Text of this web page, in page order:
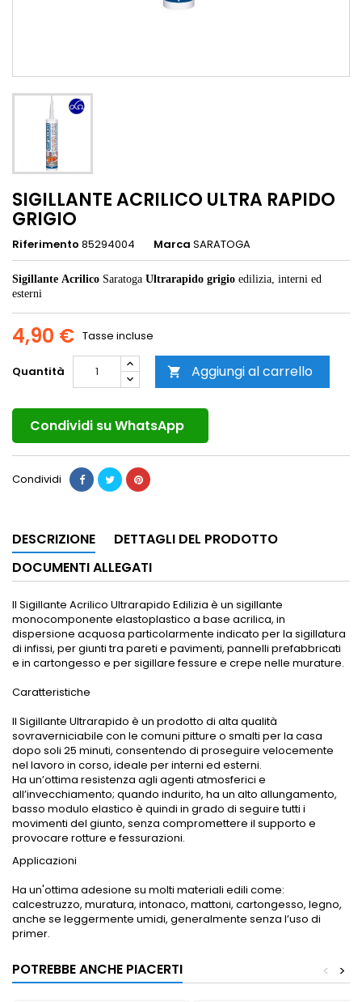
SIGILLANTE ACRILICO ULTRA RAPIDO
GRIGIO
Riferimento 85294004 Marca SARATOGA
Sigillante Acrilico Saratoga Ultrarapido grigio edilizia, interni ed
esterni
4,90 € Tasse incluse
Quantità  Aggiungi al carrello
Condividi su WhatsApp
Condividi
DESCRIZIONE
DETTAGLI DEL PRODOTTO
DOCUMENTI ALLEGATI
Il Sigillante Acrilico Ultrarapido Edilizia è un sigillante
monocomponente elastoplastico a base acrilica, in
dispersione acquosa particolarmente indicato per la sigillatura
di infissi, per giunti tra pareti e pavimenti, pannelli prefabbricati
e in cartongesso e per sigillare fessure e crepe nelle murature.
Caratteristiche
Il Sigillante Ultrarapido è un prodotto di alta qualità
sovraverniciabile con le comuni pitture o smalti per la casa
dopo soli 25 minuti, consentendo di proseguire velocemente
nel lavoro in corso, ideale per interni ed esterni.
Ha un’ottima resistenza agli agenti atmosferici e
all’invecchiamento; quando indurito, ha un alto allungamento,
basso modulo elastico è quindi in grado di seguire tutti i
movimenti del giunto, senza compromettere il supporto e
provocare rotture e fessurazioni.
Applicazioni
Ha un'ottima adesione su molti materiali edili come:
calcestruzzo, muratura, intonaco, mattoni, cartongesso, legno,
anche se leggermente umidi, generalmente senza l’uso di
primer.
POTREBBE ANCHE PIACERTI >
<